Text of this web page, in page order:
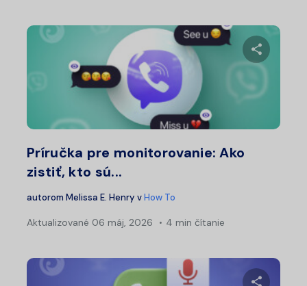
Príručka pre monitorovanie: Ako
zistiť, kto sú...
autorom Melissa E. Henry vHow To
Aktualizované 06 máj, 2026 4 min čítanie